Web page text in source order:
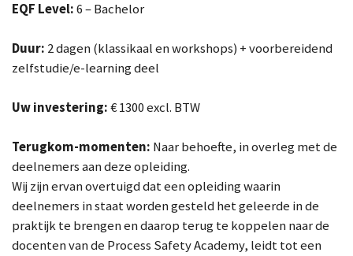
EQF Level:6 – Bachelor
Duur: 2 dagen (klassikaal en workshops) + voorbereidend
zelfstudie/e-learning deel
Uw investering:€ 1300 excl. BTW
Terugkom-momenten: Naar behoefte, in overleg met de
deelnemers aan deze opleiding.
Wij zijn ervan overtuigd dat een opleiding waarin
deelnemers in staat worden gesteld het geleerde in de
praktijk te brengen en daarop terug te koppelen naar de
docenten van de Process Safety Academy, leidt tot een